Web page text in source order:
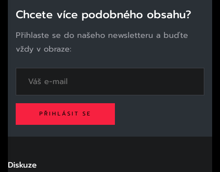
Chcete více podobného obsahu?
Přihlaste se do našeho newsletteru a buďte
vždy v obraze:
PŘIHLÁSIT SE
Diskuze